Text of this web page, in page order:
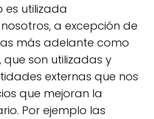
es utilizada
a excepción de
más adelante como
que son utilizadas y
externas que nos
que mejoran la
Por ejemplo las